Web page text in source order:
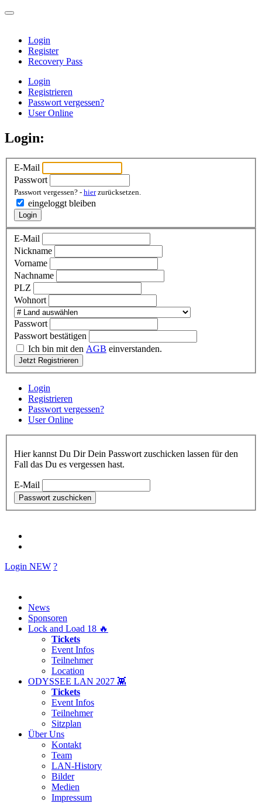
Login
Register
Recovery Pass
Login
Registrieren
Passwort vergessen?
User Online
Login:
E-Mail
Passwort
Passwort vergessen? - hierzurücksetzen.
eingeloggt bleiben
Login
E-Mail
Nickname
Vorname
Nachname
PLZ
Wohnort
Passwort
Passwort bestätigen
Ich bin mit den AGB einverstanden.
Jetzt Registrieren
Login
Registrieren
Passwort vergessen?
User Online
Hier kannst Du Dir Dein Passwort zuschicken lassen für den
Fall das Du es vergessen hast.
E-Mail
Passwort zuschicken
Login NEW ?
News
Sponsoren
Lock and Load 18 🔥
Tickets
Event Infos
Teilnehmer
Location
ODYSSEE LAN 2027 👾
Tickets
Event Infos
Teilnehmer
Sitzplan
Über Uns
Kontakt
Team
LAN-History
Bilder
Medien
Impressum